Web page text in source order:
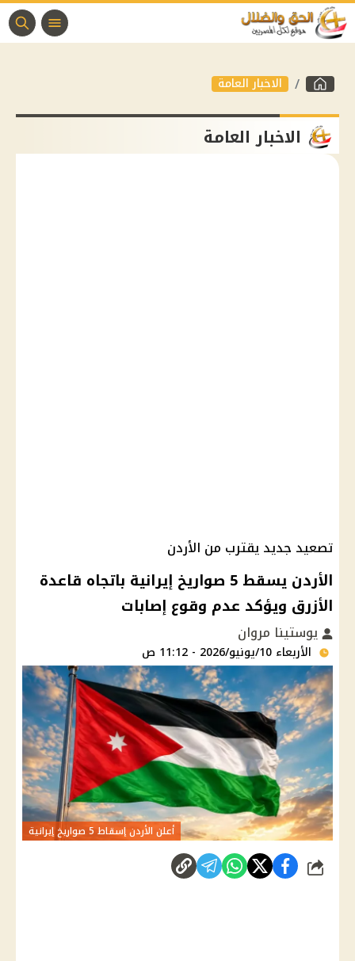
الاخبار العامة
الاخبار العامة
تصعيد جديد يقترب من الأردن
الأردن يسقط 5 صواريخ إيرانية باتجاه قاعدة
الأزرق ويؤكد عدم وقوع إصابات
يوستينا مروان
الأربعاء 10/يونيو/2026 - 11:12 ص
أعلن الأردن إسقاط 5 صواريخ إيرانية
شارك